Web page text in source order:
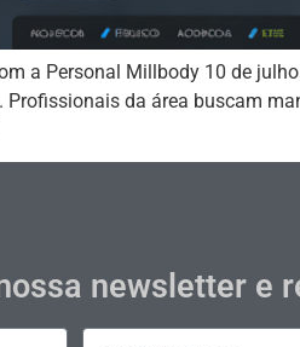
a Personal Millbody 10 de
da área buscam
newsletter e